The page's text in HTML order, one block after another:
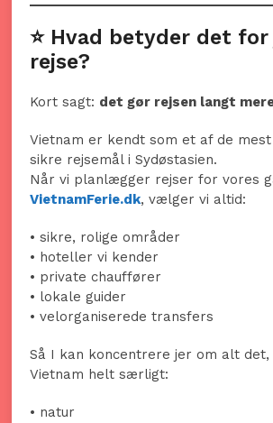
⭐ Hvad betyder det for
rejse?
Kort sagt: det gør rejsen langt
Vietnam er kendt som et af de
sikre rejsemål i Sydøstasien.
Når vi planlægger rejser for vores
VietnamFerie.dk, vælger vi altid:
• sikre, rolige områder
• hoteller vi kender
• private chauffører
• lokale guider
• velorganiserede transfers
Så I kan koncentrere jer om alt
Vietnam helt særligt:
• natur